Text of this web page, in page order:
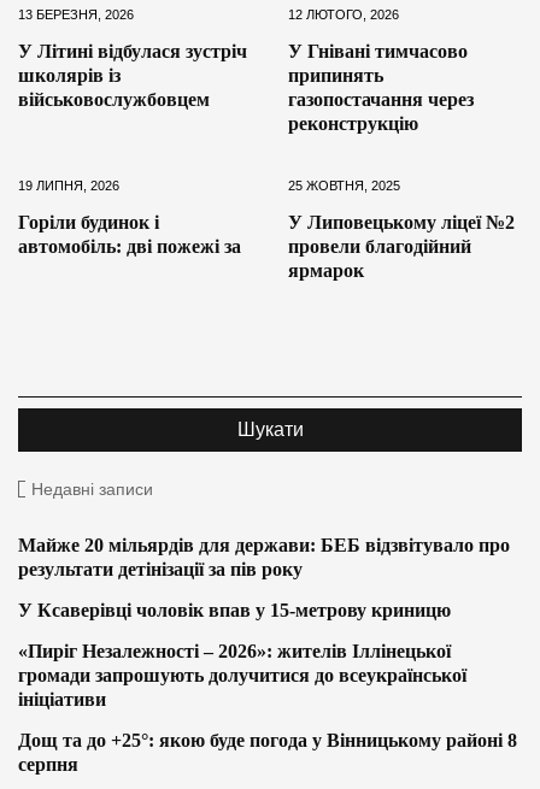
13 БЕРЕЗНЯ, 2026
У Літині відбулася зустріч
школярів із
військовослужбовцем
12 ЛЮТОГО, 2026
У Гнівані тимчасово
припинять
газопостачання через
реконструкцію
19 ЛИПНЯ, 2026
Горіли будинок і
автомобіль: дві пожежі за
25 ЖОВТНЯ, 2025
У Липовецькому ліцеї №2
провели благодійний
ярмарок
Недавні записи
Майже 20 мільярдів для держави: БЕБ відзвітувало про
результати детінізації за пів року
У Ксаверівці чоловік впав у 15-метрову криницю
«Пиріг Незалежності – 2026»: жителів Іллінецької
громади запрошують долучитися до всеукраїнської
ініціативи
Дощ та до +25°: якою буде погода у Вінницькому районі 8
серпня